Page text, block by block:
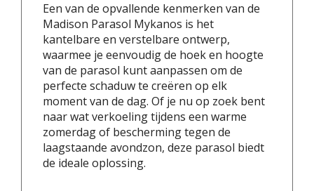
Een van de opvallende kenmerken van de
Madison Parasol Mykanos is het
kantelbare en verstelbare ontwerp,
waarmee je eenvoudig de hoek en hoogte
van de parasol kunt aanpassen om de
perfecte schaduw te creëren op elk
moment van de dag. Of je nu op zoek bent
naar wat verkoeling tijdens een warme
zomerdag of bescherming tegen de
laagstaande avondzon, deze parasol biedt
de ideale oplossing.